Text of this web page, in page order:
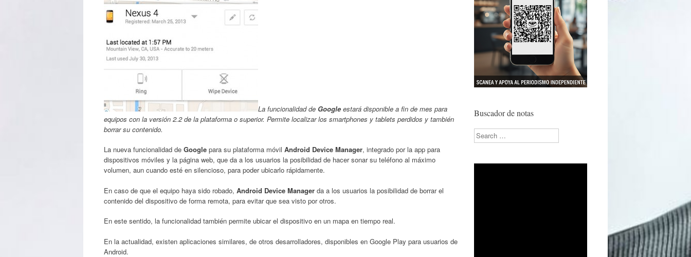
La funcionalidad de Google estará disponible a fin de mes para
equipos con la versión 2.2 de la plataforma o superior. Permite localizar los smartphones y tablets perdidos y también
borrar su contenido.
La nueva funcionalidad de Google para su plataforma móvil Android Device Manager, integrado por la app para
dispositivos móviles y la página web, que da a los usuarios la posibilidad de hacer sonar su teléfono al máximo
volumen, aun cuando esté en silencioso, para poder ubicarlo rápidamente.
En caso de que el equipo haya sido robado, Android Device Manager da a los usuarios la posibilidad de borrar el
contenido del dispositivo de forma remota, para evitar que sea visto por otros.
En este sentido, la funcionalidad también permite ubicar el dispositivo en un mapa en tiempo real.
En la actualidad, existen aplicaciones similares, de otros desarrolladores, disponibles en Google Play para usuarios de
Android.
Buscador de notas
Search